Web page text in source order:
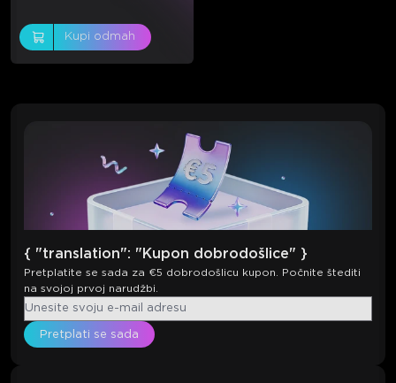
Kupi odmah
{ "translation": "Kupon dobrodošlice" }
Pretplatite se sada za €5 dobrodošlicu kupon. Počnite štediti
na svojoj prvoj narudžbi.
Pretplati se sada